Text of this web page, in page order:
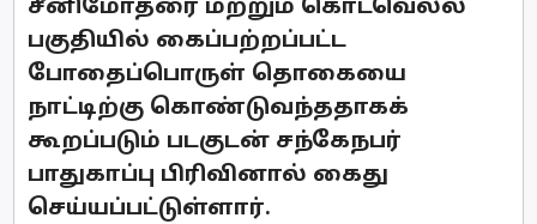
சீனிமோதரை மற்றும் கொடவெல்ல
பகுதியில் கைப்பற்றப்பட்ட
போதைப்பொருள் தொகையை
நாட்டிற்கு கொண்டுவந்ததாகக்
கூறப்படும் படகுடன் சந்கேநபர்
பாதுகாப்பு பிரிவினால் கைது
செய்யப்பட்டுள்ளார்.